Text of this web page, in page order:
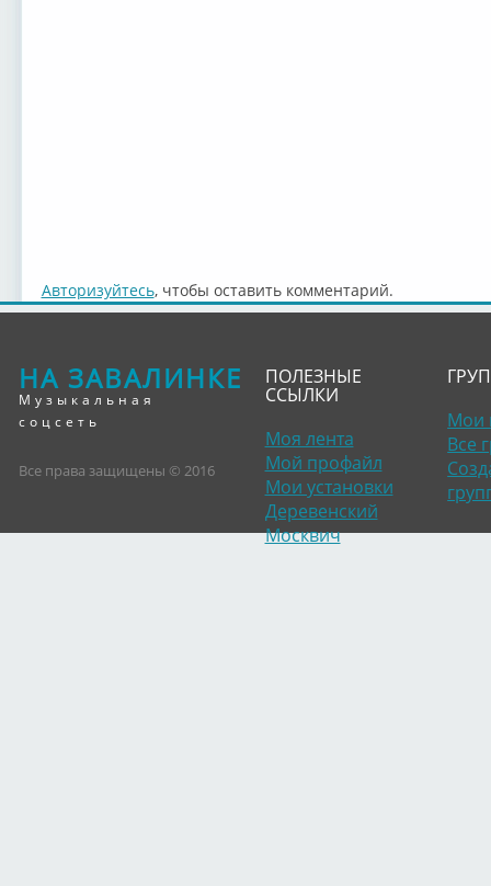
Авторизуйтесь, чтобы оставить комментарий.
НА ЗАВАЛИНКЕ
Музыкальная
соцсеть
Все права защищены © 2016
ПОЛЕЗНЫЕ
ССЫЛКИ
Моя лента
Мой профайл
Мои установки
Деревенский
Москвич
Мои
Все